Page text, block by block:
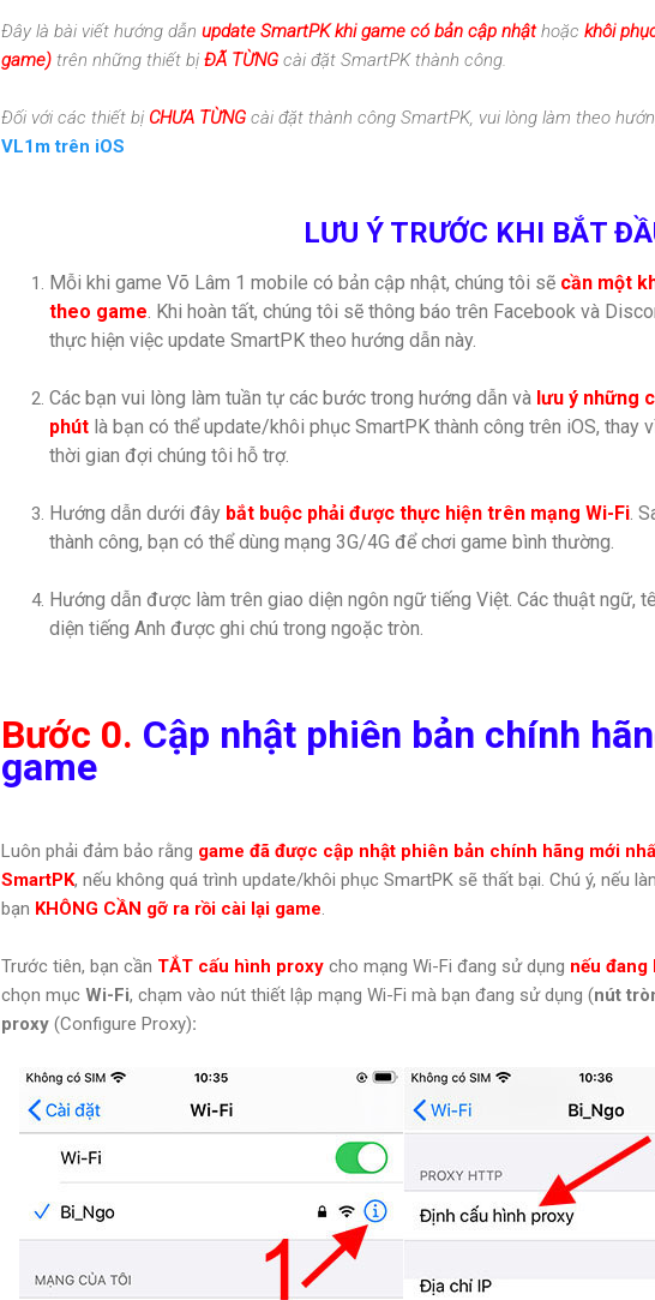
Đây là bài viết hướng dẫn update SmartPK khi game có bản cập nhậthoặc khôi
game) trên những thiết bị ĐÃ TỪNG cài đặt SmartPK thành công.
Đối với các thiết bị CHƯA TỪNG cài đặt thành công SmartPK, vui lòng làm theo
VL1m trên iOS
LƯU Ý TRƯỚC KHI BẮT
Mỗi khi game Võ Lâm 1 mobile có bản cập nhật, chúng tôi sẽ cần một
theo game. Khi hoàn tất, chúng tôi sẽ thông báo trên Facebook và
thực hiện việc update SmartPK theo hướng dẫn này.
Các bạn vui lòng làm tuần tự các bước trong hướng dẫn và lưu ý những
phút là bạn có thể update/khôi phục SmartPK thành công trên iOS, thay
thời gian đợi chúng tôi hỗ trợ.
Hướng dẫn dưới đây bắt buộc phải được thực hiện trên mạng Wi-Fi.
thành công, bạn có thể dùng mạng 3G/4G để chơi game bình thường.
Hướng dẫn được làm trên giao diện ngôn ngữ tiếng Việt. Các thuật ngữ,
diện tiếng Anh được ghi chú trong ngoặc tròn.
Bước 0. Cập nhật phiên bản chính
game
Luôn phải đảm bảo rằng game đã được cập nhật phiên bản chính hãng mới
SmartPK, nếu không quá trình update/khôi phục SmartPK sẽ thất bại. Chú ý, nếu
bạn KHÔNG CẦN gỡ ra rồi cài lại game.
Trước tiên, bạn cần TẮT cấu hình proxy cho mạng Wi-Fi đang sử dụng nếu đang
chọn mục Wi-Fi, chạm vào nút thiết lập mạng Wi-Fi mà bạn đang sử dụng (nút
proxy (Configure Proxy):